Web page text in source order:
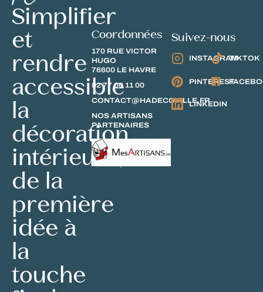
Simplifier
et
rendre
accessible
la
décoration
intérieure,
de la
première
idée à
la
touche
Coordonnées
170 RUE VICTOR
HUGO
76600 LE HAVRE
02 77 00 11 00
CONTACT@HADECOVILLE.FR
NOS ARTISANS
PARTENAIRES
Suivez-nous
INSTAGRAM
PINTEREST
LINKEDIN
TIKTOK